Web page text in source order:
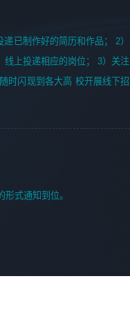
已制作好的简历和作品； 2）
上投递相应的岗位； 3）关注
时闪现到各大高 校开展线下招
式通知到位。